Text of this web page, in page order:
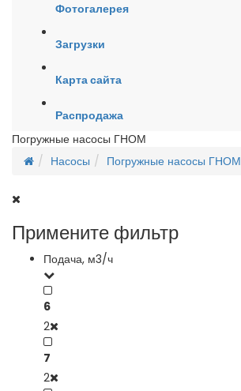
Фотогалерея
Загрузки
Карта сайта
Распродажа
Погружные насосы ГНОМ
Насосы
Погружные насосы ГНОМ
Примените фильтр
Подача, м3/ч
6
2
7
2